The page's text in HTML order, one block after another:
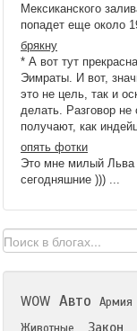
Мексиканского
попадет еще около
брякну
* А вот тут
Эимраты. И вот,
это не цель, так и
делать. Разговор
получают, как
опять фотки
Это мне милый Льва
сегодняшние ))) ...
WOW Авто Армия
Закон